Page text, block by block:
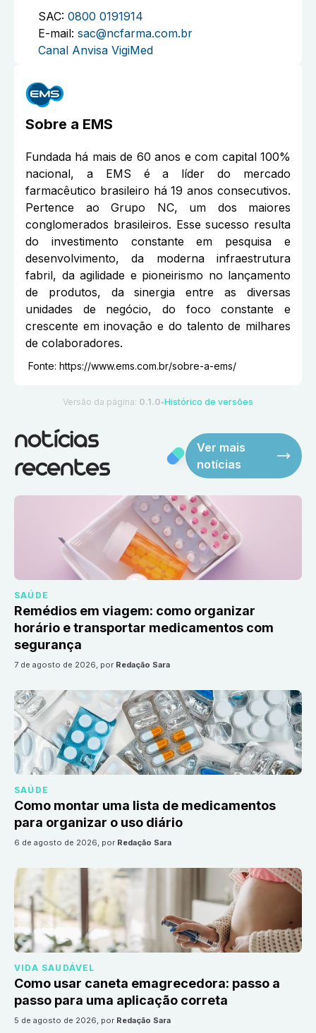
SAC: 0800 0191914
E-mail: sac@ncfarma.com.br
Canal Anvisa VigiMed
Sobre a EMS
Fundada há mais de 60 anos e com capital 100%
nacional, a EMS é a líder do mercado
farmacêutico brasileiro há 19 anos consecutivos.
Pertence ao Grupo NC, um dos maiores
conglomerados brasileiros. Esse sucesso resulta
do investimento constante em pesquisa e
desenvolvimento, da moderna infraestrutura
fabril, da agilidade e pioneirismo no lançamento
de produtos, da sinergia entre as diversas
unidades de negócio, do foco constante e
crescente em inovação e do talento de milhares
de colaboradores.
Fonte: https://www.ems.com.br/sobre-a-ems/
Versão da página: 0.1.0 ●Histórico de versões
notícias
recentes
Ver mais
notícias
SAÚDE
Remédios em viagem: como organizar
horário e transportar medicamentos com
segurança
7 de agosto de 2026, por Redação Sara
SAÚDE
Como montar uma lista de medicamentos
para organizar o uso diário
6 de agosto de 2026, por Redação Sara
VIDA SAUDÁVEL
Como usar caneta emagrecedora: passo a
passo para uma aplicação correta
5 de agosto de 2026, por Redação Sara